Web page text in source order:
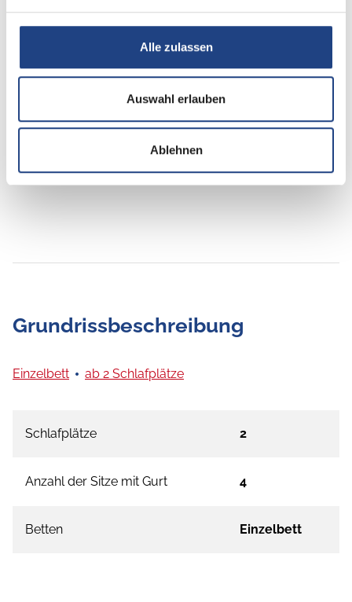
Alle zulassen
Auswahl erlauben
Ablehnen
Grundrissbeschreibung
Einzelbett ab 2 Schlafplätze
Schlafplätze 2
Anzahl der Sitze mit Gurt 4
Betten Einzelbett